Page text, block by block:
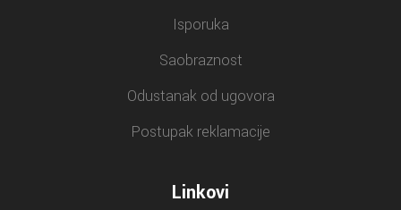
Isporuka
Saobraznost
Odustanak od ugovora
Postupak reklamacije
Linkovi